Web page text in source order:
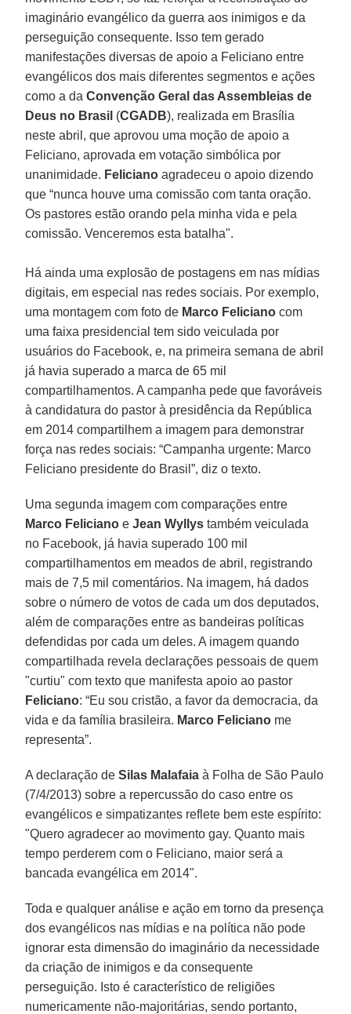
imaginário evangélico da guerra aos inimigos e da
perseguição consequente. Isso tem gerado
manifestações diversas de apoio a Feliciano entre
evangélicos dos mais diferentes segmentos e ações
como a daConvenção Geral das Assembleias de
Deus no Brasil (CGADB), realizada em Brasília
neste abril, que aprovou uma moção de apoio a
Feliciano, aprovada em votação simbólica por
unanimidade. Felicianoagradeceu o apoio dizendo
que “nunca houve uma comissão com tanta oração.
Os pastores estão orando pela minha vida e pela
comissão. Venceremos esta batalha".
Há ainda uma explosão de postagens em nas mídias
digitais, em especial nas redes sociais. Por exemplo,
uma montagem com foto de Marco Feliciano com
uma faixa presidencial tem sido veiculada por
usuários do Facebook, e, na primeira semana de abril
já havia superado a marca de 65 mil
compartilhamentos. A campanha pede que favoráveis
à candidatura do pastor à presidência da República
em 2014 compartilhem a imagem para demonstrar
força nas redes sociais: “Campanha urgente: Marco
Feliciano presidente do Brasil”, diz o texto.
Uma segunda imagem com comparações entre
Marco FelicianoeJean Wyllys também veiculada
no Facebook, já havia superado 100 mil
compartilhamentos em meados de abril, registrando
mais de 7,5 mil comentários. Na imagem, há dados
sobre o número de votos de cada um dos deputados,
além de comparações entre as bandeiras políticas
defendidas por cada um deles. A imagem quando
compartilhada revela declarações pessoais de quem
"curtiu" com texto que manifesta apoio ao pastor
Feliciano: “Eu sou cristão, a favor da democracia, da
vida e da família brasileira. Marco Feliciano me
representa”.
A declaração deSilas Malafaia à Folha de São Paulo
(7/4/2013) sobre a repercussão do caso entre os
evangélicos e simpatizantes reflete bem este espírito:
"Quero agradecer ao movimento gay. Quanto mais
tempo perderem com o Feliciano, maior será a
bancada evangélica em 2014".
Toda e qualquer análise e ação em torno da presença
dos evangélicos nas mídias e na política não pode
ignorar esta dimensão do imaginário da necessidade
da criação de inimigos e da consequente
perseguição. Isto é característico de religiões
numericamente não-majoritárias, sendo portanto,